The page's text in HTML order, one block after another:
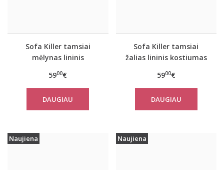
Sofa Killer tamsiai
mėlynas lininis
5900€
DAUGIAU
Sofa Killer tamsiai
žalias lininis kostiumas
5900€
DAUGIAU
Naujiena Naujiena